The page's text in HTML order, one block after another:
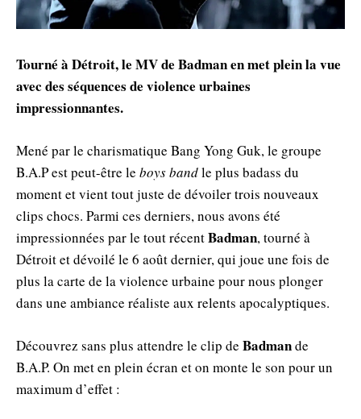
Tourné à Détroit, le MV de Badman en met plein la vue
avec des séquences de violence urbaines
impressionnantes.
Mené par le charismatique Bang Yong Guk, le groupe
B.A.P est peut-être le boys bandle plus badass du
moment et vient tout juste de dévoiler trois nouveaux
clips chocs. Parmi ces derniers, nous avons été
impressionnées par le tout récentBadman, tourné à
Détroit et dévoilé le 6 août dernier, qui joue une fois de
plus la carte de la violence urbaine pour nous plonger
dans une ambiance réaliste aux relents apocalyptiques.
Découvrez sans plus attendre le clip de Badmande
B.A.P. On met en plein écran et on monte le son pour un
maximum d’effet :